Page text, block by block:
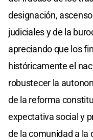
designación,
judiciales y de la
apreciando que los
históricamente el
robustecer la
de la reforma
expectativa social y
de la comunidad a la